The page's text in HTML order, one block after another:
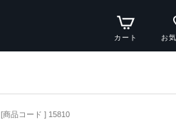
カート お
[商品コード ] 15810